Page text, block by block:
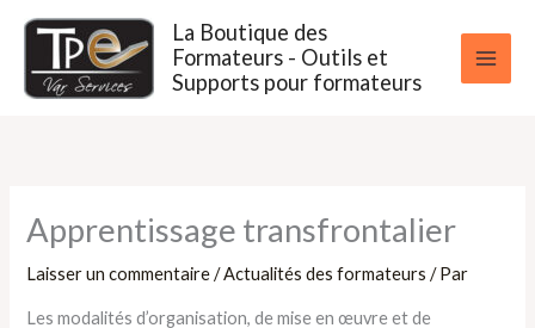
contenu
La Boutique des
Formateurs - Outils et
Supports pour formateurs
Apprentissage transfrontalier
Laisser un commentaire /Actualités des formateurs / Par
Les modalités d’organisation, de mise en œuvre et de